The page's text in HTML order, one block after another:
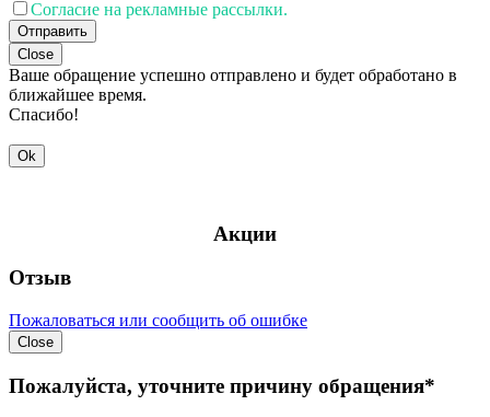
Согласие на рекламные рассылки.
Отправить
Close
Ваше обращение успешно отправлено и будет обработано в
ближайшее время.
Спасибо!
Ok
Акции
Отзыв
Пожаловаться или сообщить об ошибке
Close
Пожалуйста, уточните причину обращения*